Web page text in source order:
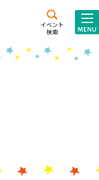
イベント
検索
施設･